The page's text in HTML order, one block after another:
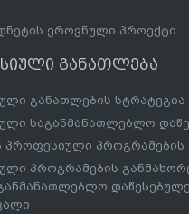
ეროვნული პროექტი
განათლება
განათლების სტრატეგია
საგანმანათლებლო
პროფესიული
პროგრამების